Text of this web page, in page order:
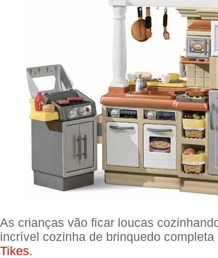
As crianças vão ficar loucas
incrível cozinha de brinquedo
Tikes.